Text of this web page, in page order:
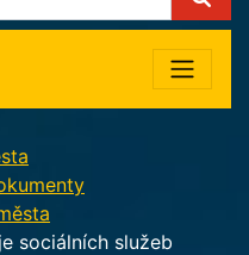
sociálních služeb